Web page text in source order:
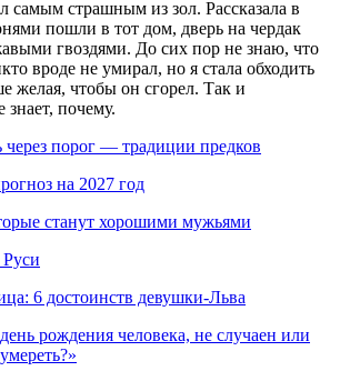
самым страшным из зол. Рассказала в
пошли в тот дом, дверь на чердак
гвоздями. До сих пор не знаю, что
вроде не умирал, но я стала обходить
желая, чтобы он сгорел. Так и
знает, почему.
порог — традиции предков
на 2027 год
станут хорошими мужьями
6 достоинств девушки-Льва
рождения человека, не случаен или